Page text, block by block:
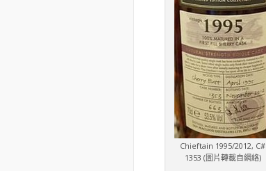
Chieftain 1995/2012, C#
1353 (圖片轉載自網絡)